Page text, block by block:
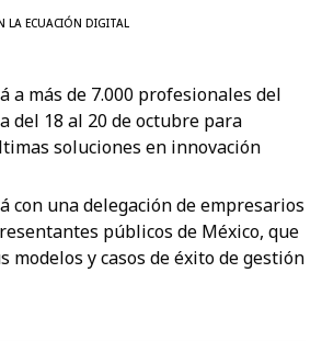
LA ECUACIÓN DIGITAL
a más de 7.000 profesionales del
del 18 al 20 de octubre para
soluciones en innovación
con una delegación de empresarios
públicos de México, que
modelos y casos de éxito de gestión